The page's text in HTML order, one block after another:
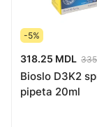
-5%
318.25 MDL
Bioslo D3K2
pipeta 20ml